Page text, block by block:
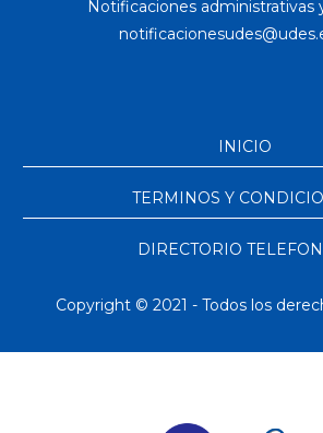
Notificaciones administrativas
INICIO
TERMINOS Y
DIRECTORIO
Copyright © 2021 - Todos los